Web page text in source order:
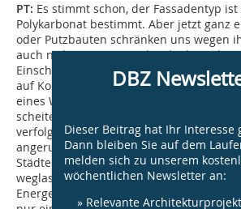
PT: Es stimmt schon, der Fassadentyp
Polykarbonat bestimmt. Aber jetzt ganz
oder Putzbauten schränken uns wegen
auch nicht ein?! Nein, ich sehe hier eher
Einschränkende in der geringen
auf Kollegenseite. Da hört man schon
eines Wettbewerbs, in dem wir erst ganz
scheiterten: Herr Teicher, Ihre Kybernetik
verfolgen ein altes Konzept. Der Bauherr
angerufen und gesagt, dass die
Städtebau toll seien, aber die Kybernetik
weglassen. Wir haben diese sehr
Energetischen nie als Dogma
DBZ
Dieser Beitrag hat Ihr Interesse
Dann bleiben Sie auf dem
melden sich zu unserem
wöchentlichen Newsletter an:
» Relevante